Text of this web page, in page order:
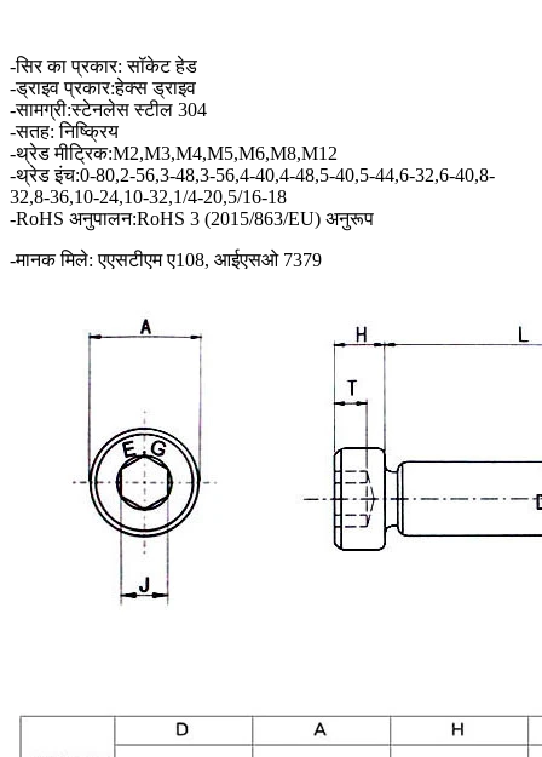
-सिर का प्रकार: सॉकेट हेड
-ड्राइव प्रकार:हेक्स ड्राइव
-सामग्री:स्टेनलेस स्टील 304
-सतह: निष्क्रिय
-थ्रेड मीट्रिक:M2,M3,M4,M5,M6,M8,M12
-थ्रेड इंच:0-80,2-56,3-48,3-56,4-40,4-48,5-40,5-44,6-32,6-40,8-
32,8-36,10-24,10-32,1/4-20,5/16-18
-RoHS अनुपालन:RoHS 3 (2015/863/EU) अनुरूप
-मानक मिले: एएसटीएम ए108, आईएसओ 7379